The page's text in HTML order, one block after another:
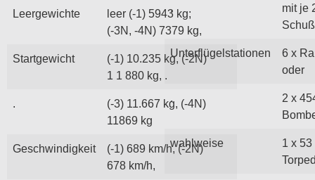
Leergewichte
leer (-1) 5943 kg;
(-3N, -4N) 7379 kg,
Startgewicht
(-1) 10.235 kg, (-2N)
1 1 880 kg, .
(-3) 11.667 kg, (-4N)
11869 kg
Geschwindigkeit
(-1) 689 km/h, (-2N)
678 km/h,
.
mit je
Schuß
Unterflügelstationen
6 x
oder
2 x
wahlweise
1 x 53